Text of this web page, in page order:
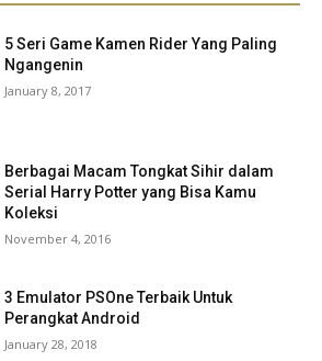
5 Seri Game Kamen Rider Yang Paling
Ngangenin
January 8, 2017
Berbagai Macam Tongkat Sihir dalam
Serial Harry Potter yang Bisa Kamu
Koleksi
November 4, 2016
3 Emulator PSOne Terbaik Untuk
Perangkat Android
January 28, 2018